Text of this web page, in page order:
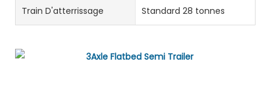
Train D'atterrissage Standard 28 tonnes